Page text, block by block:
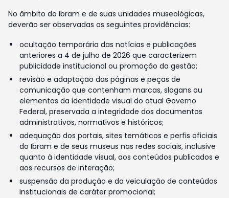
No âmbito do Ibram e de suas unidades museológicas,
deverão ser observadas as seguintes providências:
ocultação temporária das notícias e publicações
anteriores a 4 de julho de 2026 que caracterizem
publicidade institucional ou promoção da gestão;
revisão e adaptação das páginas e peças de
comunicação que contenham marcas, slogans ou
elementos da identidade visual do atual Governo
Federal, preservada a integridade dos documentos
administrativos, normativos e históricos;
adequação dos portais, sites temáticos e perfis oficiais
do Ibram e de seus museus nas redes sociais, inclusive
quanto à identidade visual, aos conteúdos publicados e
aos recursos de interação;
suspensão da produção e da veiculação de conteúdos
institucionais de caráter promocional;